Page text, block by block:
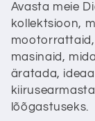
u
:
Avasta meie
kollektsioon,
masinaid,
äratada,
lõõgastuseks.